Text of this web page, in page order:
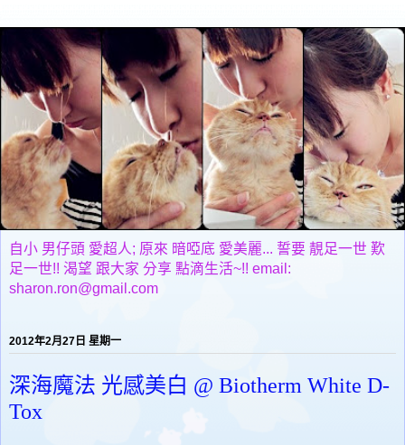
自小 男仔頭 愛超人; 原來 暗啞底 愛美麗... 誓要 靚足一世 歎
足一世!! 渴望 跟大家 分享 點滴生活~!! email:
sharon.ron@gmail.com
2012年2月27日 星期一
深海魔法 光感美白 @ Biotherm White D-
Tox